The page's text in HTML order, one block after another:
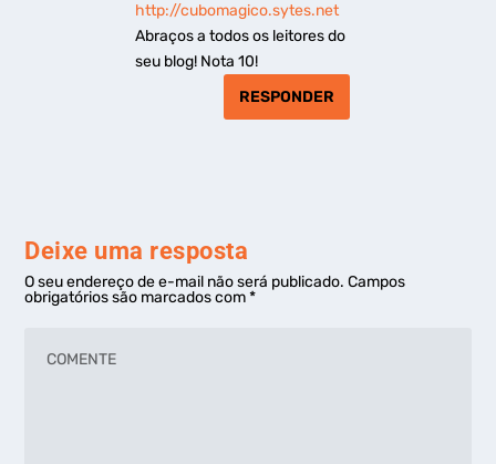
http://cubomagico.sytes.net
Abraços a todos os leitores do
seu blog! Nota 10!
RESPONDER
Deixe uma resposta
O seu endereço de e-mail não será publicado. Campos
obrigatórios são marcados com*